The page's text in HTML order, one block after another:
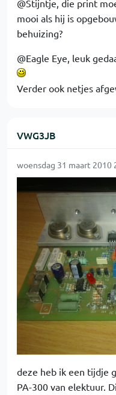
@Stijntje, die print
mooi als hij is
behuizing?
@Eagle Eye, leuk
Verder ook netjes
VWG3JB
woensdag 31 maart 2010
deze heb ik een tijdje
PA-300 van elektuur.